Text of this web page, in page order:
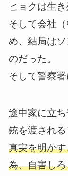
ヒョクは生
そして会社
め、結局は
のだった。
そして警察署
途中家に立
銃を渡される
真実を明か
為、自害し